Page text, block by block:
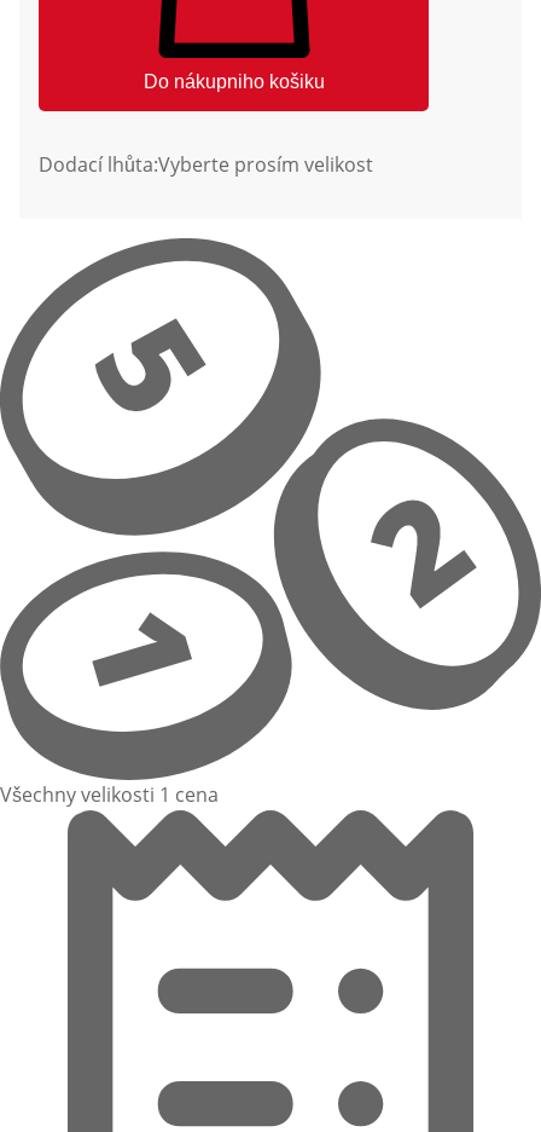
Do nákupniho košiku
Dodací lhůta:Vyberte prosím velikost
Všechny velikosti 1 cena